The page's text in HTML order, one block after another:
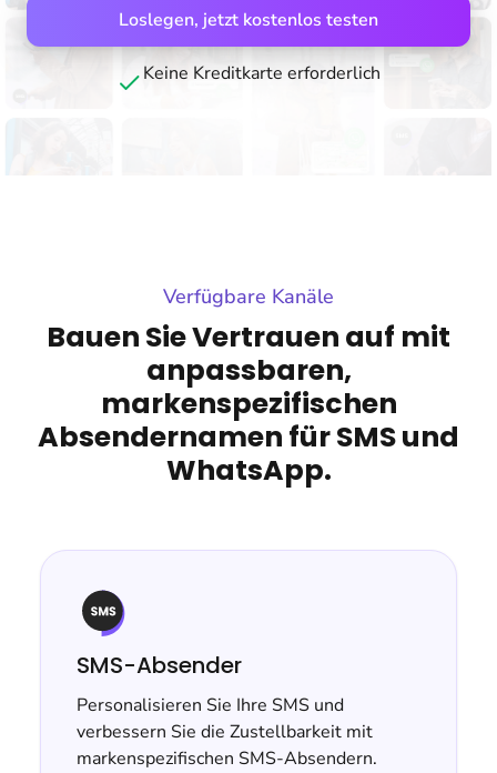
Loslegen, jetzt kostenlos testen
Keine Kreditkarte erforderlich
Verfügbare Kanäle
Bauen Sie Vertrauen auf mit
anpassbaren,
markenspezifischen
Absendernamen für SMS und
WhatsApp.
SMS-Absender
Personalisieren Sie Ihre SMS und
verbessern Sie die Zustellbarkeit mit
markenspezifischen SMS-Absendern.